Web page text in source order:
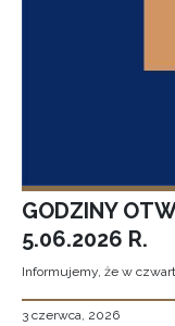
GODZINY
5.06.2026 R.
Informujemy, że w
3 czerwca, 2026